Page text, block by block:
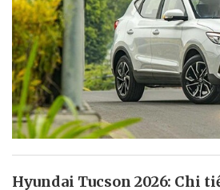
Hyundai Tucson 2026: Chi